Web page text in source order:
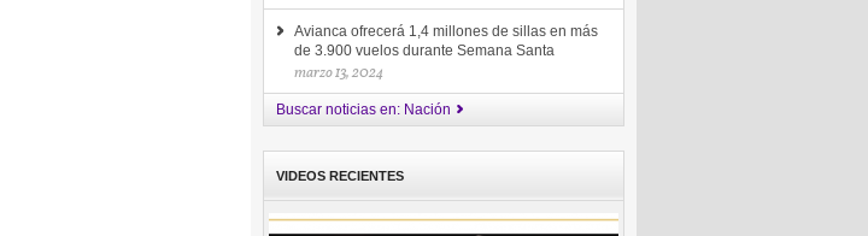
Avianca ofrecerá 1,4 millones de sillas en más
de 3.900 vuelos durante Semana Santa
marzo 13, 2024
Buscar noticias en: Nación
VIDEOS RECIENTES